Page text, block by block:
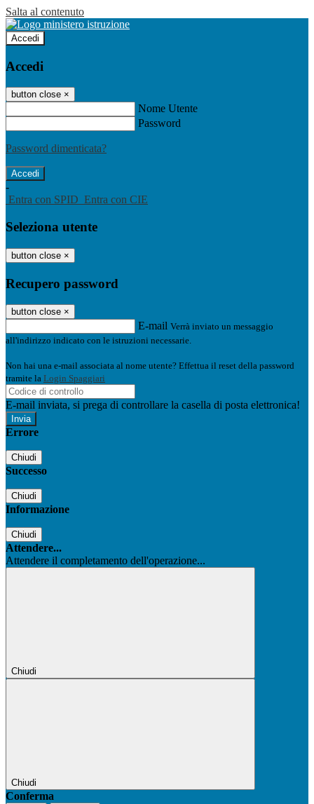
Salta al contenuto
Accedi
Accedi
button close ×
Nome Utente
Password
Password dimenticata?
-
Entra con SPID Entra con CIE
Seleziona utente
button close ×
Recupero password
button close ×
E-mail Verrà inviato un messaggio
all'indirizzo indicato con le istruzioni necessarie.
Non hai una e-mail associata al nome utente? Effettua il reset della password
tramite la Login Spaggiari
E-mail inviata, si prega di controllare la casella di posta elettronica!
Errore
Chiudi
Successo
Chiudi
Informazione
Chiudi
Attendere...
Attendere il completamento dell'operazione...
Chiudi
Chiudi
Conferma